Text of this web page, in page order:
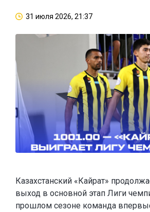
31 июля 2026, 21:37
Казахстанский «Кайрат»
выход в основной этап Лиги
прошлом сезоне команда